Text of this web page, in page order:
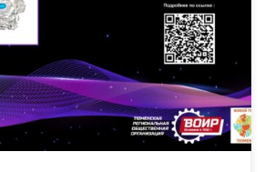
творческого конкурса «#НеМагия:
перечень приоритетных для освещения
Напомним, что ключевая цель конкурса — с